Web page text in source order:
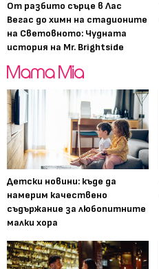
От разбито сърце в Лас
Вегас до химн на стадионите
на Световното: Чудната
история на Mr. Brightside
Детски новини: къде да
намерим качествено
съдържание за любопитните
малки хора